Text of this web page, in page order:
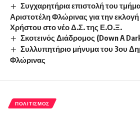
Συγχαρητήρια επιστολή του
Αριστοτέλη Φλώρινας για την
Χρήστου στο νέο Δ.Σ. της Ε.Ο.Ξ.
Σκοτεινός Διάδρομος (Down A
Συλλυπητήριο μήνυμα του 3ου
Φλώρινας
ΠΟΛΙΤΙΣΜΌΣ